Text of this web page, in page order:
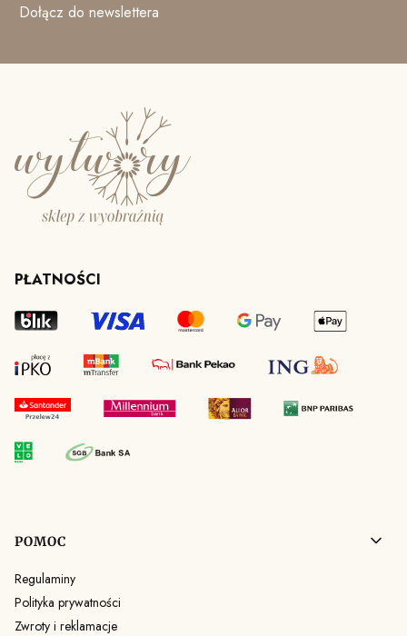
Dołącz do newslettera
PŁATNOŚCI
Linki w stopce
POMOC
Regulaminy
Polityka prywatności
Zwroty i reklamacje